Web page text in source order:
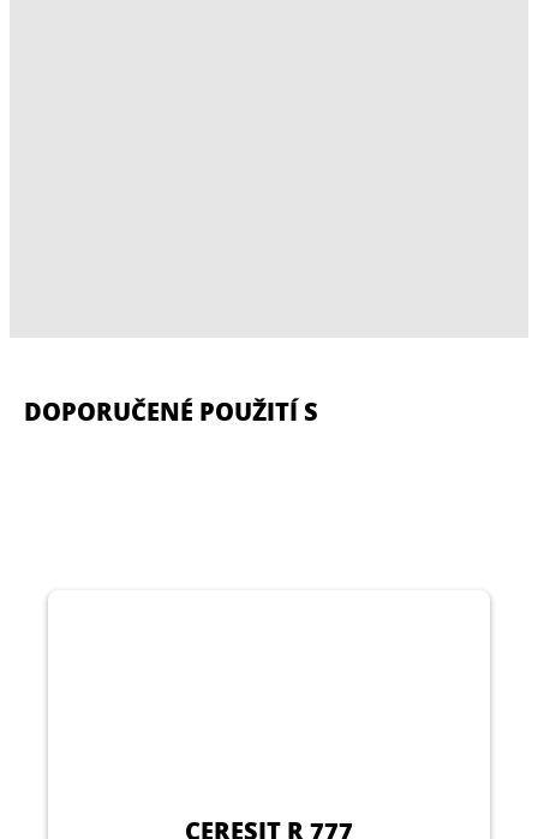
DOPORUČENÉ POUŽITÍ S
CERESIT R 777